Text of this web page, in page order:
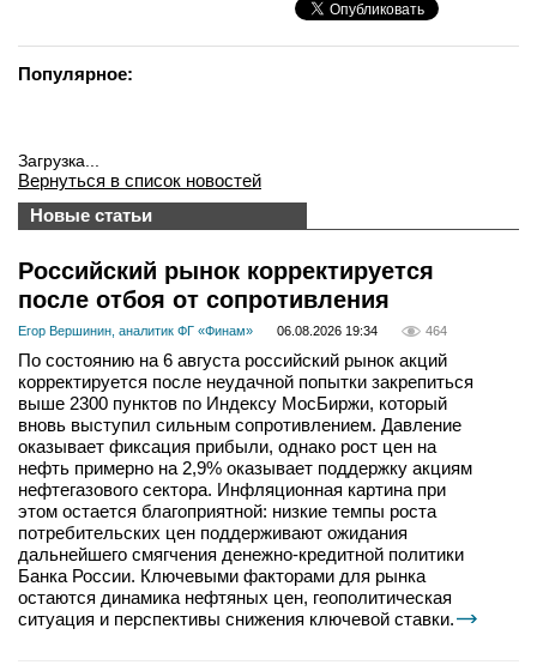
Популярное:
Загрузка...
Вернуться в список новостей
Новые статьи
Российский рынок корректируется
после отбоя от сопротивления
Егор Вершинин, аналитик ФГ «Финам» 06.08.2026 19:34 464
По состоянию на 6 августа российский рынок акций
корректируется после неудачной попытки закрепиться
выше 2300 пунктов по Индексу МосБиржи, который
вновь выступил сильным сопротивлением. Давление
оказывает фиксация прибыли, однако рост цен на
нефть примерно на 2,9% оказывает поддержку акциям
нефтегазового сектора. Инфляционная картина при
этом остается благоприятной: низкие темпы роста
потребительских цен поддерживают ожидания
дальнейшего смягчения денежно-кредитной политики
Банка России. Ключевыми факторами для рынка
остаются динамика нефтяных цен, геополитическая
ситуация и перспективы снижения ключевой ставки.